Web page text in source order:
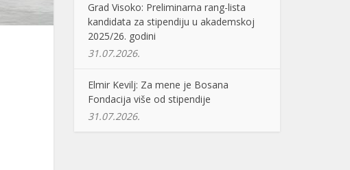
Grad Visoko: Preliminarna rang-lista
kandidata za stipendiju u akademskoj
2025/26. godini
31.07.2026.
Elmir Kevilj: Za mene je Bosana
Fondacija više od stipendije
31.07.2026.